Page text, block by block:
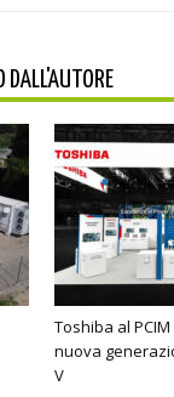
DALL'AUTORE
Toshiba al
nuova
V